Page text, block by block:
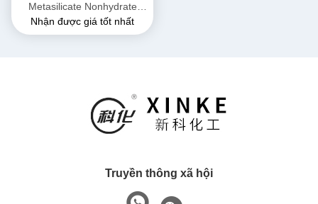
Metasilicate Nonhydrate
Vàng và tự do chảy hạt bột
nước tinh thể 54%
Nhận được giá tốt nhất
Truyền thông xã hội